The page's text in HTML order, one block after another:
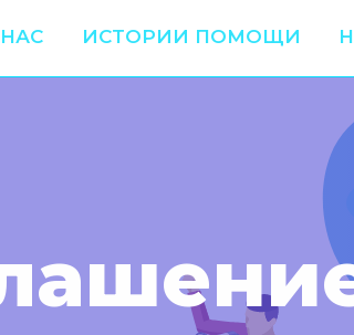
ИСТОРИИ ПОМОЩИ